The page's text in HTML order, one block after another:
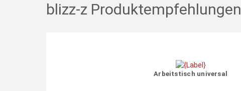
blizz-z Produktempfehlungen
Arbeitstisch universal